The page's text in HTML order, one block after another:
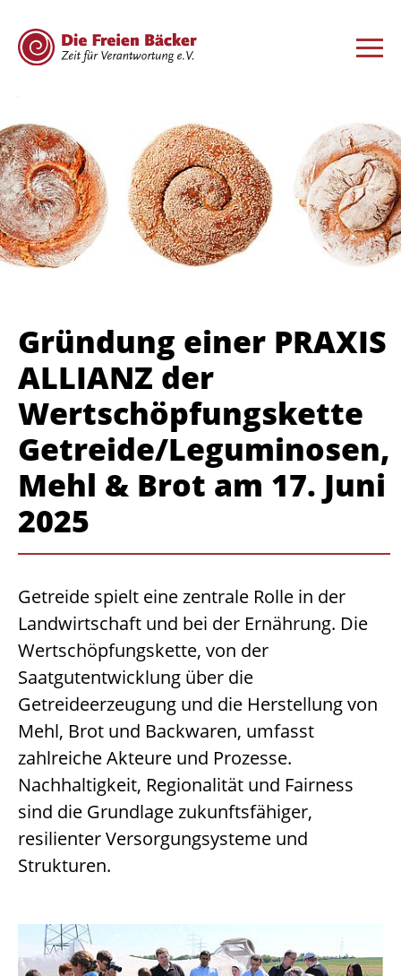
Gründung einer PRAXIS
ALLIANZ der
Wertschöpfungskette
Getreide/Leguminosen,
Mehl & Brot am 17. Juni
2025
Getreide spielt eine zentrale Rolle in der
Landwirtschaft und bei der Ernährung. Die
Wertschöpfungskette, von der
Saatgutentwicklung über die
Getreideerzeugung und die Herstellung von
Mehl, Brot und Backwaren, umfasst
zahlreiche Akteure und Prozesse.
Nachhaltigkeit, Regionalität und Fairness
sind die Grundlage zukunftsfähiger,
resilienter Versorgungsysteme und
Strukturen.